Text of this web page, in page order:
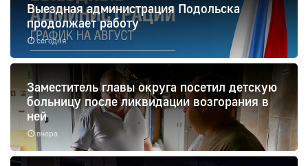
сегодня
Выездная администрация Подольска
продолжает работу
вчера
Заместитель главы округа посетил детскую
больницу после ликвидации возгорания в
ней